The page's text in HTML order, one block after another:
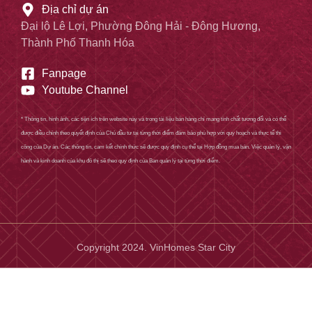
Địa chỉ dự án
Đại lộ Lê Lợi, Phường Đông Hải - Đông Hương,
Thành Phố Thanh Hóa
Fanpage
Youtube Channel
* Thông tin, hình ảnh, các tiện ích trên website này và trong tài liệu bán hàng chỉ mang tính chất tương đối và có thể
được điều chỉnh theo quyết định của Chủ đầu tư tại từng thời điểm đảm bảo phù hợp với quy hoạch và thực tế thi
công của Dự án. Các thông tin, cam kết chính thức sẽ được quy định cụ thể tại Hợp đồng mua bán. Việc quản lý, vận
hành và kinh doanh của khu đô thị sẽ theo quy định của Ban quản lý tại từng thời điểm.
Copyright 2024. VinHomes Star City